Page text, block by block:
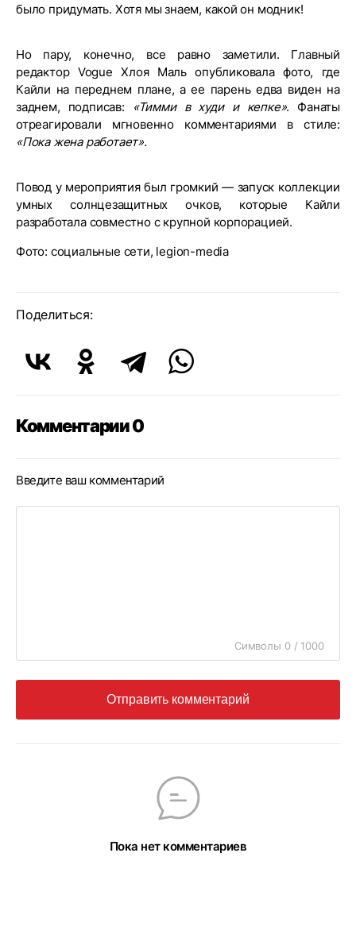
было придумать. Хотя мы знаем, какой он модник!
Но пару, конечно, все равно заметили. Главный
редактор Vogue Хлоя Маль опубликовала фото, где
Кайли на переднем плане, а ее парень едва виден на
заднем, подписав: «Тимми в худи и кепке». Фанаты
отреагировали мгновенно комментариями в стиле:
«Пока жена работает».
Повод у мероприятия был громкий — запуск коллекции
умных солнцезащитных очков, которые Кайли
разработала совместно с крупной корпорацией.
Фото: социальные сети, legion-media
Поделиться:
Комментарии 0
Введите ваш комментарий
Символы 0 / 1000
Отправить комментарий
Пока нет комментариев